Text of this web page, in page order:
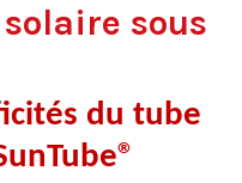
sous
du tube